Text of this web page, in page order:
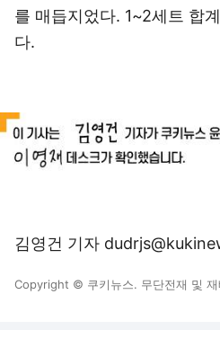
를 매듭지었다. 1~2세트 합
다.
김영건 기자
Copyright © 쿠키뉴스. 무단전재 및 재